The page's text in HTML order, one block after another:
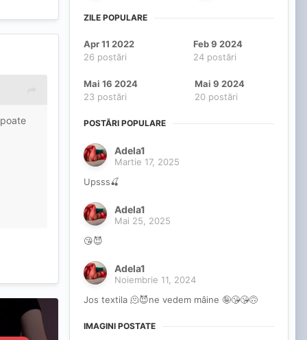
ZILE POPULARE
Apr 11 2022
26 postări
Feb 9 2024
24 postări
Mai 16 2024
23 postări
Mai 9 2024
20 postări
POSTĂRI POPULARE
Adela1
Martie 17, 2025
Upsss🍒
Adela1
Mai 25, 2025
😘😈
Adela1
Noiembrie 11, 2024
Jos textila 🫠😈ne vedem mâine 🤪😘😘🙃
IMAGINI POSTATE